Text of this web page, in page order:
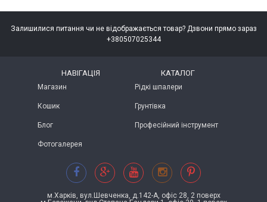
Залишилися питання чи не відображається товар? Дзвони прямо зараз
+380507025344
НАВІГАЦІЯ
Магазин
Кошик
Блог
Фотогалерея
КАТАЛОГ
Рідкі шпалери
Грунтівка
Професійний інструмент
м.Харків, вул.Шевченка, д.142-А, офіс 28, 2 поверх